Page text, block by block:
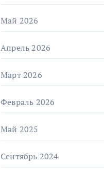
Май 2026
Апрель 2026
Март 2026
Февраль 2026
Май 2025
Сентябрь 2024